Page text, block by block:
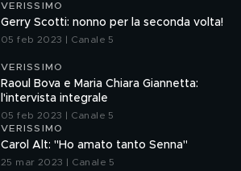
VERISSIMO
Gerry Scotti: nonno per la seconda volta!
05 feb 2023 | Canale 5
VERISSIMO
Raoul Bova e Maria Chiara Giannetta:
l'intervista integrale
05 feb 2023 | Canale 5
VERISSIMO
Carol Alt: "Ho amato tanto Senna"
25 mar 2023 | Canale 5